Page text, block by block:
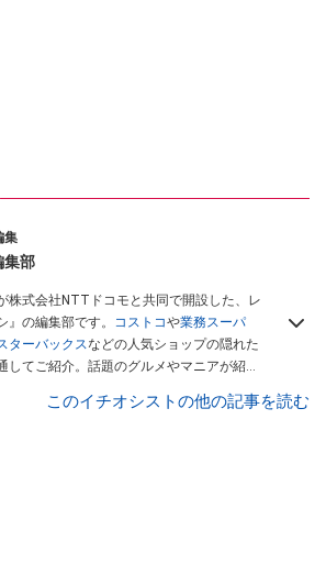
集
集部
株式会社NTTドコモと共同で開設した、レ
』の編集部です。 コストコや業務スーパ
ターバックスなどの人気ショップの隠れた
してご紹介。話題のグルメやマニアが紹介
使用してレビューしています。毎日トレン
このイチオシストの他の記事を読む